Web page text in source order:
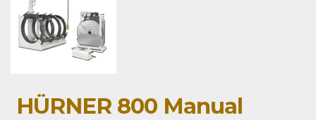
HÜRNER 800 Manual